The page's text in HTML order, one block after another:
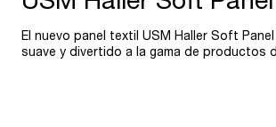
El nuevo panel textil USM Haller Soft
suave y divertido a la gama de productos